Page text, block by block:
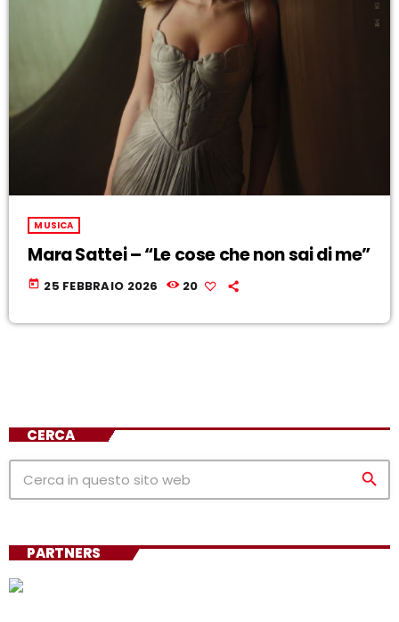
MUSICA
Mara Sattei – “Le cose che non sai di me”
today 25 FEBBRAIO 2026 20
CERCA
search
PARTNERS